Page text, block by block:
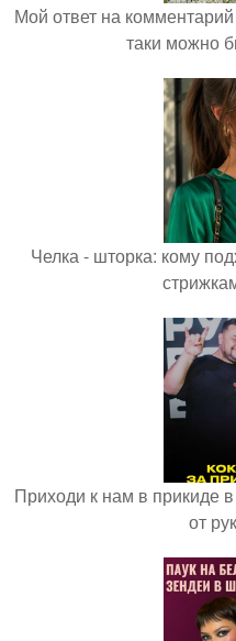
Мой ответ на
таки можно
Челка - шторка: кому
Приходи к нам в прикиде
от